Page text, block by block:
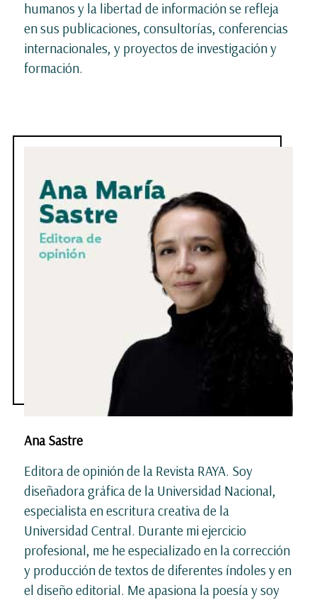
humanos y la libertad de información se refleja
en sus publicaciones, consultorías, conferencias
internacionales, y proyectos de investigación y
formación.
Ana Sastre
Editora de opinión de la Revista RAYA. Soy
diseñadora gráfica de la Universidad Nacional,
especialista en escritura creativa de la
Universidad Central. Durante mi ejercicio
profesional, me he especializado en la corrección
y producción de textos de diferentes índoles y en
el diseño editorial. Me apasiona la poesía y soy